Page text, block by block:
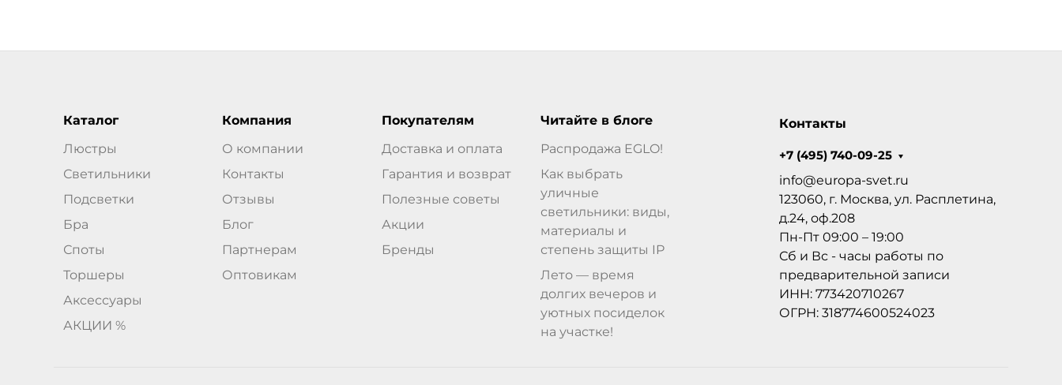
Каталог
Люстры
Светильники
Подсветки
Бра
Споты
Торшеры
Аксессуары
АКЦИИ %
Компания
О компании
Контакты
Отзывы
Блог
Партнерам
Оптовикам
Покупателям
Доставка и оплата
Гарантия и возврат
Полезные советы
Акции
Бренды
Читайте в блоге
Распродажа EGLO!
Как выбрать
уличные
светильники: виды,
материалы и
степень защиты IP
Лето — время
долгих вечеров и
уютных посиделок
на участке!
Контакты
+7 (495) 740-09-25
info@europa-svet.ru
123060, г. Москва, ул. Расплетина,
д.24, оф.208
Пн-Пт 09:00 – 19:00
Сб и Вс - часы работы по
предварительной записи
ИНН: 773420710267
ОГРН: 318774600524023